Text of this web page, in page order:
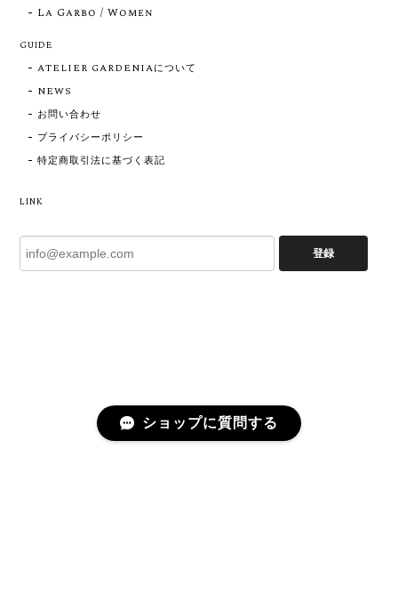
La Garbo / Women
GUIDE
ATELIER GARDENIAについて
NEWS
お問い合わせ
プライバシーポリシー
特定商取引法に基づく表記
LINK
登録
ショップに質問する